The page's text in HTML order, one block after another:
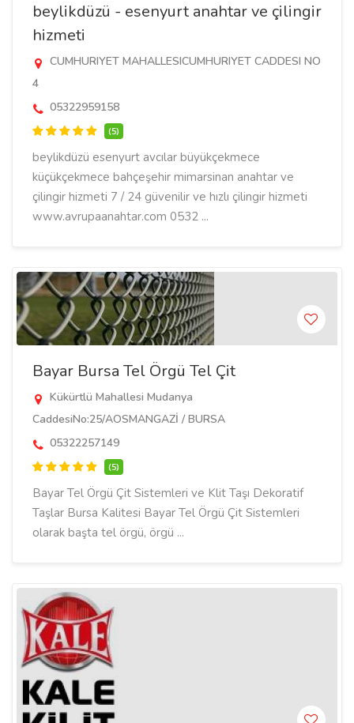
beylikdüzü - esenyurt anahtar ve çilingir
hizmeti
CUMHURIYET MAHALLESICUMHURIYET CADDESI NO
4
05322959158
(5)
beylikdüzü esenyurt avcılar büyükçekmece
küçükçekmece bahçeşehir mimarsinan anahtar ve
çilingir hizmeti 7 / 24 güvenilir ve hızlı çilingir hizmeti
www.avrupaanahtar.com 0532 ...
Bayar Bursa Tel Örgü Tel Çit
Kükürtlü Mahallesi Mudanya
CaddesiNo:25/AOSMANGAZİ / BURSA
05322257149
(5)
Bayar Tel Örgü Çit Sistemleri ve Klit Taşı Dekoratif
Taşlar Bursa Kalitesi Bayar Tel Örgü Çit Sistemleri
olarak başta tel örgü, örgü ...